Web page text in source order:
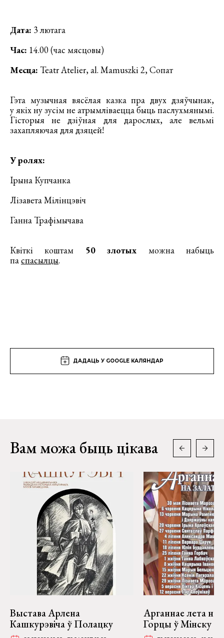
Дата: 3 лютага
Час: 14.00 (час мясцовы)
Месца: Teatr Atelier, al. Mamuszki 2, Сопат
Гэта музычная вясёлая казка пра двух дзяўчынак,
у якіх ну зусім не атрымліваецца быць паслухмянымі.
Гісторыя не дзіўная для дарослых, але вельмі
захапляючая для дзяцей!
У ролях:
Ірына Купчанка
Лізавета Мілінцэвіч
Ганна Трафімычава
Квіткі коштам 50 злотых можна набыць
паспасылцы.
ДАДАЦЬ У GOOGLE КАЛЯНДАР
Вам можа быць цікава
Выстава Арлена
Кашкурэвіча ў Полацку
Арганнае лета на
Горцы ў Мінску